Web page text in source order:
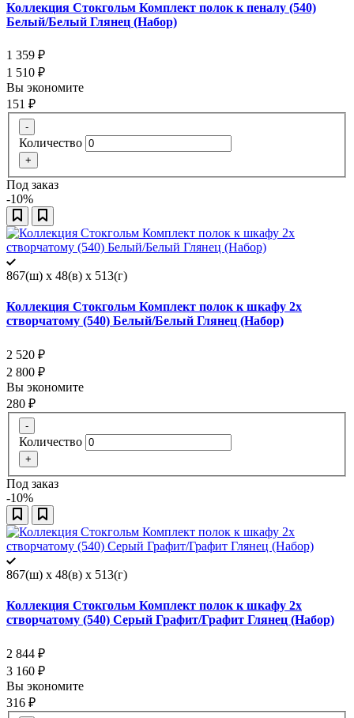
Коллекция Стокгольм Комплект полок к пеналу (540)
Белый/Белый Глянец (Набор)
1 359 ₽
1 510 ₽
Вы экономите
151 ₽
-
Количество
+
Под заказ
-10%
867(ш) x 48(в) x 513(г)
Коллекция Стокгольм Комплект полок к шкафу 2х
створчатому (540) Белый/Белый Глянец (Набор)
2 520 ₽
2 800 ₽
Вы экономите
280 ₽
-
Количество
+
Под заказ
-10%
867(ш) x 48(в) x 513(г)
Коллекция Стокгольм Комплект полок к шкафу 2х
створчатому (540) Серый Графит/Графит Глянец (Набор)
2 844 ₽
3 160 ₽
Вы экономите
316 ₽